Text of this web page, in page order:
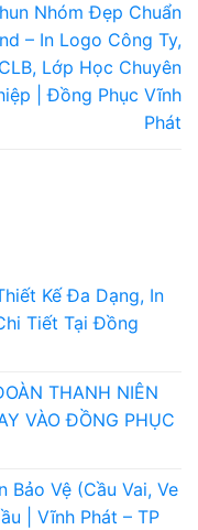
Kế Đa Dạng, In
Tiết Tại Đồng
THANH NIÊN
VÀO ĐỒNG PHỤC
Bảo Vệ (Cầu Vai, Ve
| Vĩnh Phát – TP
Nhóm Đẹp Chuẩn
– In Logo Công Ty,
CLB, Lớp Học Chuyên
| Đồng Phục Vĩnh
Phát